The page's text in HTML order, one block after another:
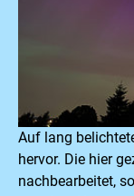
Auf lang
hervor. Die hier
nachbearbeitet,